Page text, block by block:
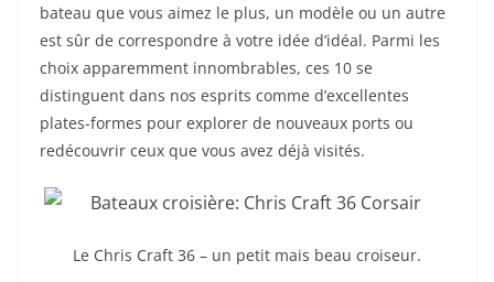
bateau que vous aimez le plus, un modèle ou un autre
est sûr de correspondre à votre idée d’idéal. Parmi les
choix apparemment innombrables, ces 10 se
distinguent dans nos esprits comme d’excellentes
plates-formes pour explorer de nouveaux ports ou
redécouvrir ceux que vous avez déjà visités.
Le Chris Craft 36 – un petit mais beau croiseur.